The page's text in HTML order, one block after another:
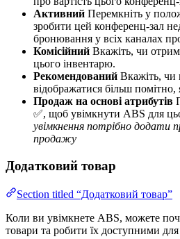
Активний Перемкніть у
зробити цей конференц-зал
бронювання у всіх каналах
Комісійний Вкажіть, чи
цього інвентарю.
Рекомендований Вкажіть, чи
відображатися більш
Продаж на основі атрибутів
✅, щоб увімкнути ABS для
увімкнення потрібно додати
продажу
Додатковий товар
Section titled “Додатковий товар”
Коли ви увімкнете ABS, можете
товари та робити їх доступними